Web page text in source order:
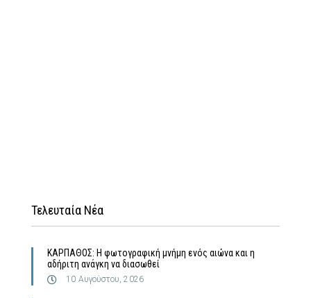
Τελευταία Νέα
ΚΑΡΠΑΘΟΣ: Η φωτογραφική μνήμη ενός αιώνα και η
αδήριτη ανάγκη να διασωθεί
10 Αυγούστου, 2026